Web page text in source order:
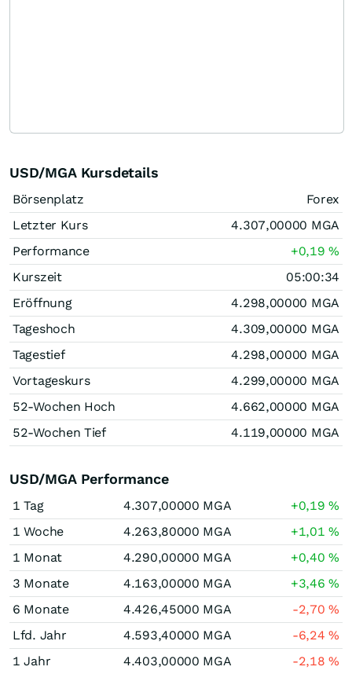
USD/MGA Kursdetails
Börsenplatz
Forex
Letzter Kurs
4.307,00000 MGA
Performance
+0,19%
Kurszeit
05:00:34
Eröffnung
4.298,00000 MGA
Tageshoch
4.309,00000 MGA
Tagestief
4.298,00000 MGA
Vortageskurs
4.299,00000 MGA
52-Wochen Hoch
4.662,00000 MGA
52-Wochen Tief
4.119,00000 MGA
USD/MGA Performance
1 Tag 4.307,00000 MGA +0,19%
1 Woche
4.263,80000 MGA +1,01%
1 Monat
4.290,00000 MGA +0,40%
3 Monate
4.163,00000 MGA +3,46%
6 Monate
4.426,45000 MGA -2,70%
Lfd. Jahr
4.593,40000 MGA -6,24%
1 Jahr
4.403,00000 MGA -2,18%